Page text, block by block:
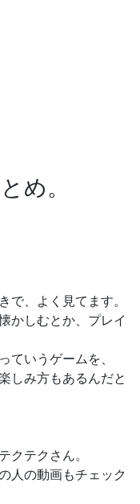
め。
で、よく見てます。
かしむとか、プレイ
ていうゲームを、
しみ方もあるんだと
クテクさん。
人の動画もチェック